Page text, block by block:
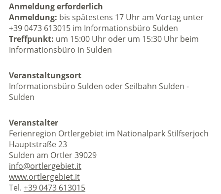
Anmeldung erforderlich
Anmeldung: bis spätestens 17 Uhr am Vortag unter
+39 0473 613015 im Informationsbüro Sulden
Treffpunkt: um 15:00 Uhr oder um 15:30 Uhr beim
Informationsbüro in Sulden
Veranstaltungsort
Informationsbüro Sulden oder Seilbahn Sulden -
Sulden
Veranstalter
Ferienregion Ortlergebiet im Nationalpark Stilfserjoch
Hauptstraße 23
Sulden am Ortler 39029
info@ortlergebiet.it
www.ortlergebiet.it
Tel. +39 0473 613015